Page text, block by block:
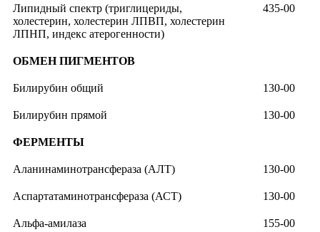
Липидный спектр (триглицериды,
холестерин, холестерин ЛПВП, холестерин
ЛПНП, индекс атерогенности)
435-00
ОБМЕН ПИГМЕНТОВ
Билирубин общий 130-00
Билирубин прямой 130-00
ФЕРМЕНТЫ
Аланинаминотрансфераза (АЛТ) 130-00
Аспартатаминотрансфераза (АСТ) 130-00
Альфа-амилаза 155-00